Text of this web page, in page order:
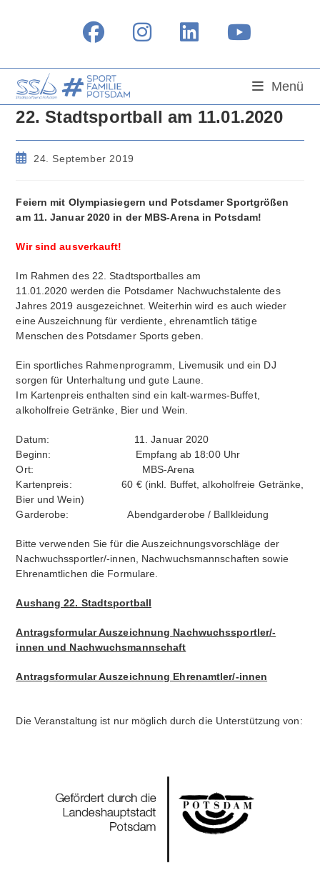
Menü
22. Stadtsportball am 11.01.2020
Beitrag24. September 2019
Feiern mit Olympiasiegern und Potsdamer Sportgrößen
am 11. Januar 2020 in der MBS-Arena in Potsdam!
Wir sind ausverkauft!
Im Rahmen des 22. Stadtsportballes am
11.01.2020 werden die Potsdamer Nachwuchstalente des
Jahres 2019 ausgezeichnet. Weiterhin wird es auch wieder
eine Auszeichnung für verdiente, ehrenamtlich tätige
Menschen des Potsdamer Sports geben.
Ein sportliches Rahmenprogramm, Livemusik und ein DJ
sorgen für Unterhaltung und gute Laune.
Im Kartenpreis enthalten sind ein kalt-warmes-Buffet,
alkoholfreie Getränke, Bier und Wein.
Datum: 11. Januar 2020
Beginn: Empfang ab 18:00 Uhr
Ort: MBS-Arena
Kartenpreis: 60 € (inkl. Buffet, alkoholfreie Getränke,
Bier und Wein)
Garderobe: Abendgarderobe / Ballkleidung
Bitte verwenden Sie für die Auszeichnungsvorschläge der
Nachwuchssportler/-innen, Nachwuchsmannschaften sowie
Ehrenamtlichen die Formulare.
Aushang 22. Stadtsportball
Antragsformular Auszeichnung Nachwuchssportler/-
innen und Nachwuchsmannschaft
Antragsformular Auszeichnung Ehrenamtler/-innen
Die Veranstaltung ist nur möglich durch die Unterstützung von: